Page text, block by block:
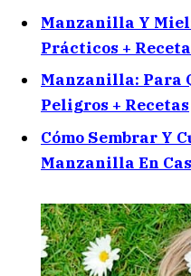
Manzanilla Y
Prácticos +
Manzanilla: Para
Peligros + Recetas
Cómo Sembrar Y
Manzanilla En